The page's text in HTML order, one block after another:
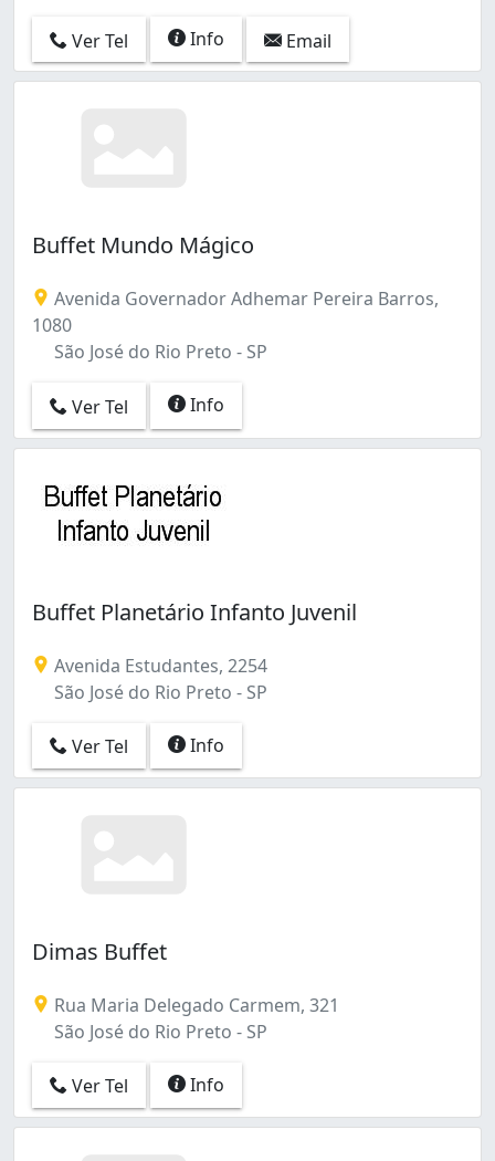
Ver Tel Info Email
Buffet Mundo Mágico
Avenida Governador Adhemar Pereira Barros,
1080
São José do Rio Preto - SP
Ver Tel Info
Buffet Planetário Infanto Juvenil
Avenida Estudantes, 2254
São José do Rio Preto - SP
Ver Tel Info
Dimas Buffet
Rua Maria Delegado Carmem, 321
São José do Rio Preto - SP
Ver Tel Info